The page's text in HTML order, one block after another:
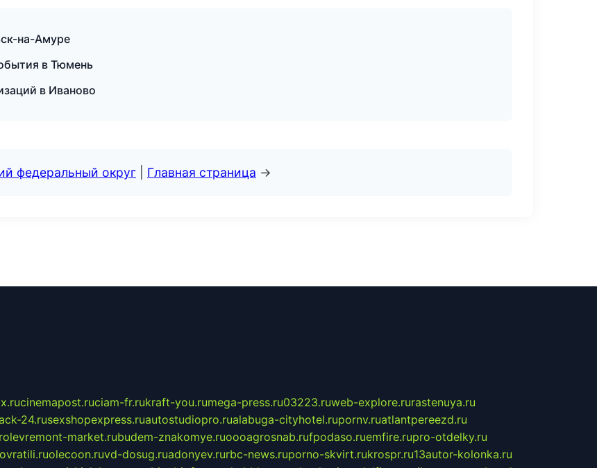
на-Амуре
в Тюмень
в Иваново
федеральный округ Главная страница →
cinemapost.ruciam-fr.rukraft-you.rumega-press.ru03223.ruweb-explore.rurastenuya.ru
24.rusexshopexpress.ruautostudiopro.rualabuga-cityhotel.rupornv.ruatlantpereezd.ru
market.rubudem-znakomye.ruoooagrosnab.rufpodaso.ruemfire.rupro-otdelky.ru
olecoon.ruvd-dosug.ruadonyev.rurbc-news.ruporno-skvirt.rukrospr.ru13autor-kolonka.ru